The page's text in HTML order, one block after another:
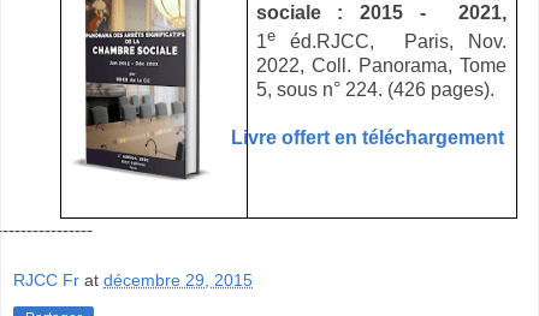
sociale : 2015 - 2021,
1e éd.RJCC, Paris, Nov.
2022, Coll. Panorama, Tome
5, sous n° 224. (426 pages).
Livre offert en téléchargement
RJCC Fr at décembre 29, 2015